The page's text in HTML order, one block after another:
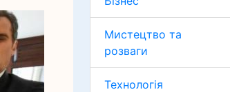
Мистецтво та
розваги
Технологія